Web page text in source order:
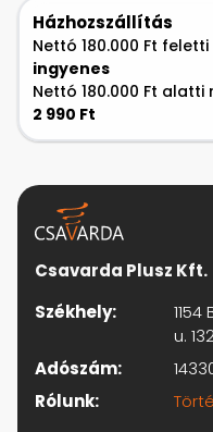
Házhozszállítás
Nettó 180.000 Ft
ingyenes
Nettó 180.000 Ft alatti
2 990 Ft
Csavarda Plusz Kft.
Székhely:
u.
Adószám:
Rólunk: